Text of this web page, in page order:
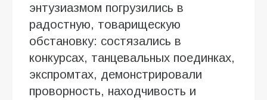
энтузиазмом погрузились в
радостную, товарищескую
обстановку: состязались в
конкурсах, танцевальных поединках,
экспромтах, демонстрировали
проворность, находчивость и